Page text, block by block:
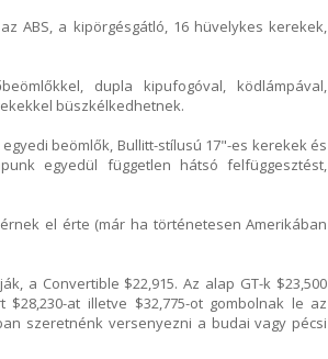
ABS, a kipörgésgátló, 16 hüvelykes kerekek,
dupla kipufogóval, ködlámpával,
büszkélkedhetnek.
beömlők, Bullitt-stílusú 17"-es kerekek és
egyedül független hátsó felfüggesztést,
el érte (már ha történetesen Amerikában
a Convertible $22,915. Az alap GT-k $23,500
at illetve $32,775-ot gombolnak le az
szeretnénk versenyezni a budai vagy pécsi